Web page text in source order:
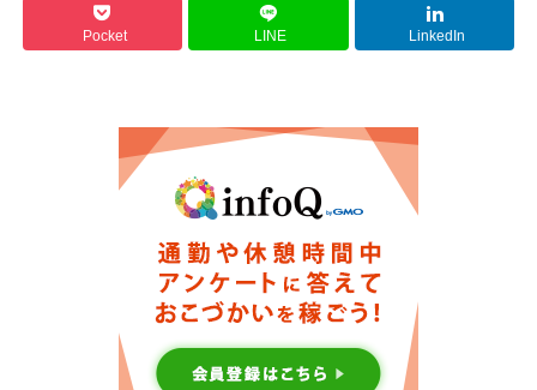
Pocket LINE LinkedIn